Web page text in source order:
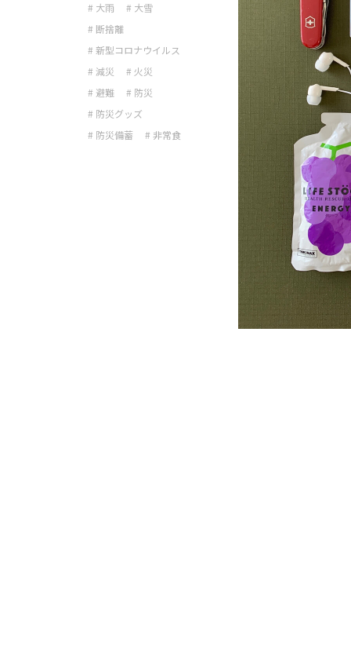
# 大雨
# 大雪
# 断捨離
# 新型コロナウイルス
# 減災
# 火災
# 避難
# 防災
# 防災グッズ
# 防災備蓄
# 非常食